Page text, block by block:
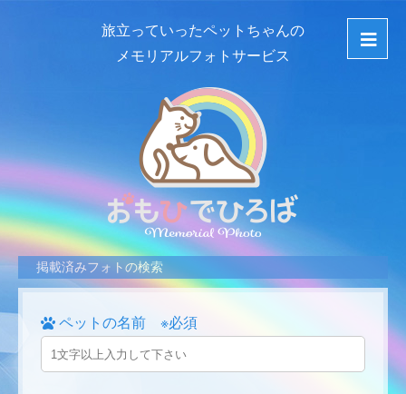
旅立っていったペットちゃんの
メモリアルフォトサービス
掲載済みフォトの検索
ペットの名前 ※必須